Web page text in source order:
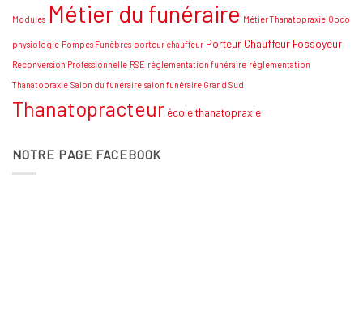
Modules Métier du funéraire Métier Thanatopraxie Opco
physiologie Pompes Funèbres porteur chauffeur Porteur Chauffeur Fossoyeur
Reconversion Professionnelle RSE réglementation funéraire réglementation
Thanatopraxie Salon du funéraire salon funéraire Grand Sud
Thanatopracteur école thanatopraxie
NOTRE PAGE FACEBOOK